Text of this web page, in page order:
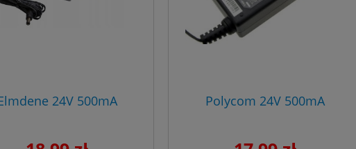
24V 500mA Polycom 24V 500mA